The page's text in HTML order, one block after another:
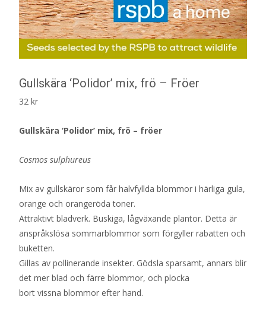
Gullskära ‘Polidor’ mix, frö – Fröer
32 kr
Gullskära ‘Polidor’ mix, frö – fröer
Cosmos sulphureus
Mix av gullskäror som får halvfyllda blommor i härliga gula,
orange och orangeröda toner.
Attraktivt bladverk. Buskiga, lågväxande plantor. Detta är
anspråkslösa sommarblommor som förgyller rabatten och
buketten.
Gillas av pollinerande insekter. Gödsla sparsamt, annars blir
det mer blad och färre blommor, och plocka
bort vissna blommor efter hand.